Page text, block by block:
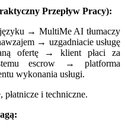
Przepływ Pracy):
→ MultiMe AI tłumaczy
→ uzgadniacie usługę
ofertę → klient płaci za
escrow → platforma
wykonania usługi.
i techniczne.